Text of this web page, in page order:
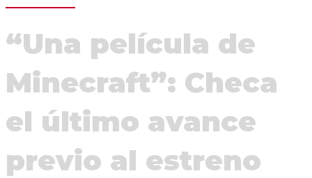
“Una película de
Minecraft”: Checa
el último avance
previo al estreno